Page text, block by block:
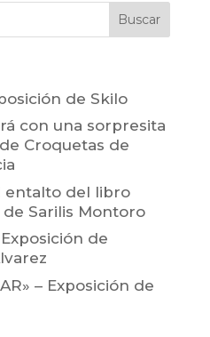
de Skilo
con una sorpresita
Croquetas de
entalto del libro
Sarilis Montoro
de
– Exposición de